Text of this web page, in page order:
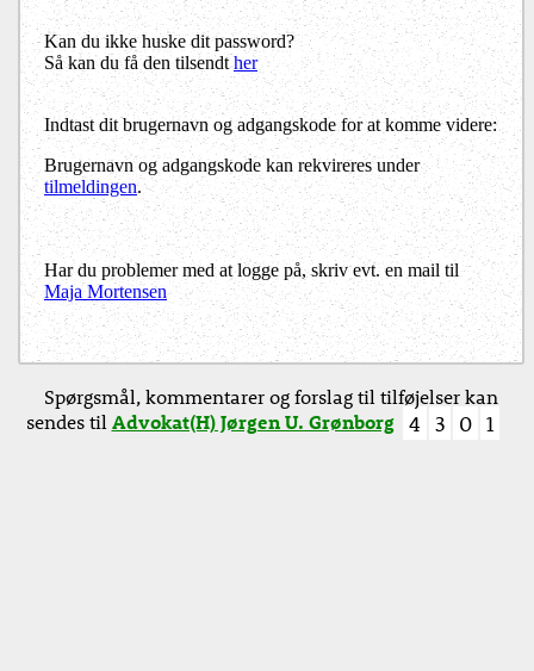
Kan du ikke huske dit password?
Så kan du få den tilsendther
Indtast dit brugernavn og adgangskode for at komme videre:
Brugernavn og adgangskode kan rekvireres under
tilmeldingen.
Har du problemer med at logge på, skriv evt. en mail til
Maja Mortensen
Spørgsmål, kommentarer og forslag til tilføjelser kan
sendes tilAdvokat(H) Jørgen U. Grønborg 4 3 0 1